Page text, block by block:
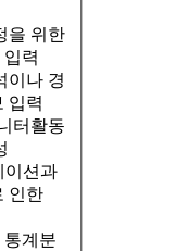
을 위한
력
이나 경
입력
터활동
이션과
인한
계분